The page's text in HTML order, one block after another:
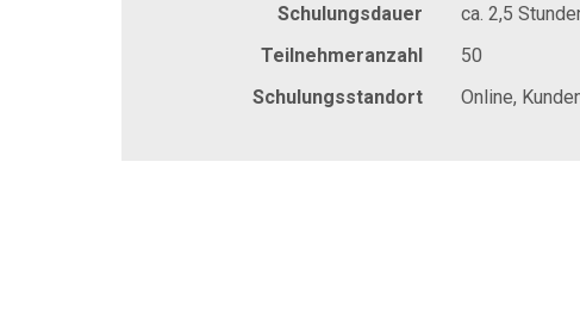
Schulungsdauer
ca. 2,5
Teilnehmeranzahl
50
Schulungsstandort
Online,